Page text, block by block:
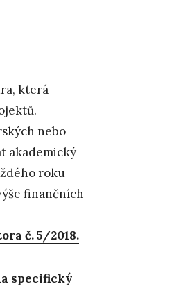
která
nebo
akademický
roku
finančních
č. 5/2018.
specifický